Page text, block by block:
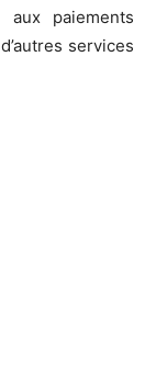
aux paiements
services